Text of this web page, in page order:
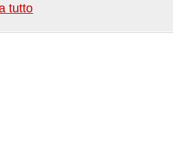
2026
tutto